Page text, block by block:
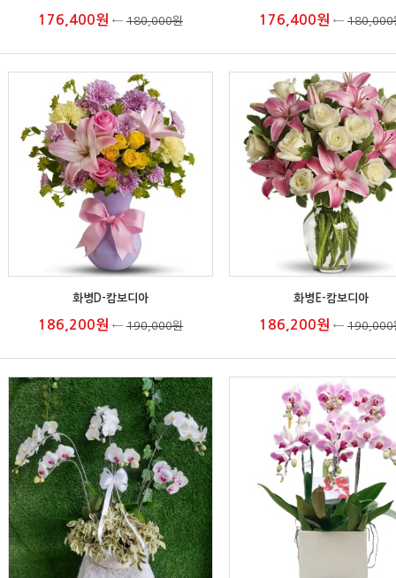
176,400원 ← 180,000원 176,400원 ← 180,000
화병D-캄보디아
186,200원 ← 190,000원
화병E-캄보디아
186,200원 ← 190,000